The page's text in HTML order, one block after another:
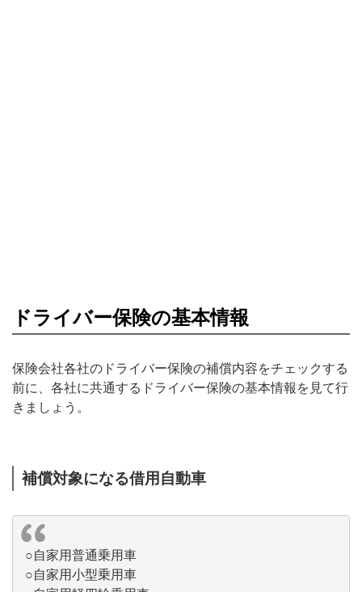
ドライバー保険の基本情報
保険会社各社のドライバー保険の補償内容をチェックする
前に、各社に共通するドライバー保険の基本情報を見て行
きましょう。
補償対象になる借用自動車
○自家用普通乗用車
○自家用小型乗用車